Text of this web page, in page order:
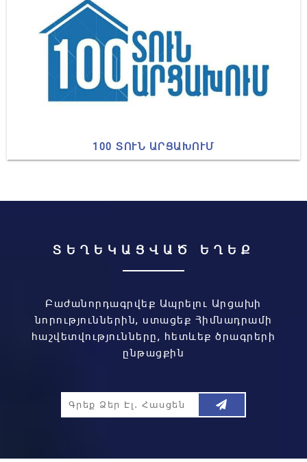
100 ՏՈՒՆ ԱՐՑԱԽՈՒՄ
ՏԵՂԵԿԱՑՎԱԾ ԵՂԵՔ
Բաժանորդագրվեք Ապրելու Արցախի
նորություններին, ստացեք Հիմնադրամի
հաշվետվությունները, հետևեք ծրագրերի
ընթացքին